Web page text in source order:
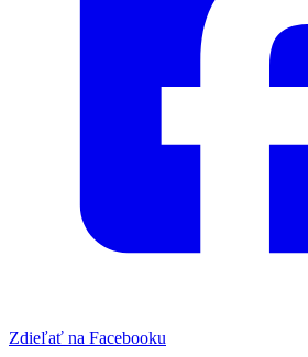
Zdieľať na Facebooku